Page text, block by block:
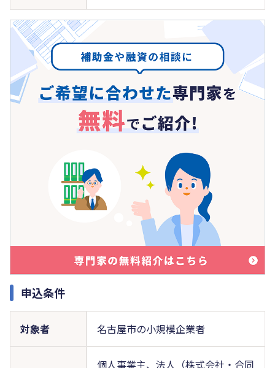
申込条件
対象者 名古屋市の小規模企業者
個人事業主、法人（株式会社・合同